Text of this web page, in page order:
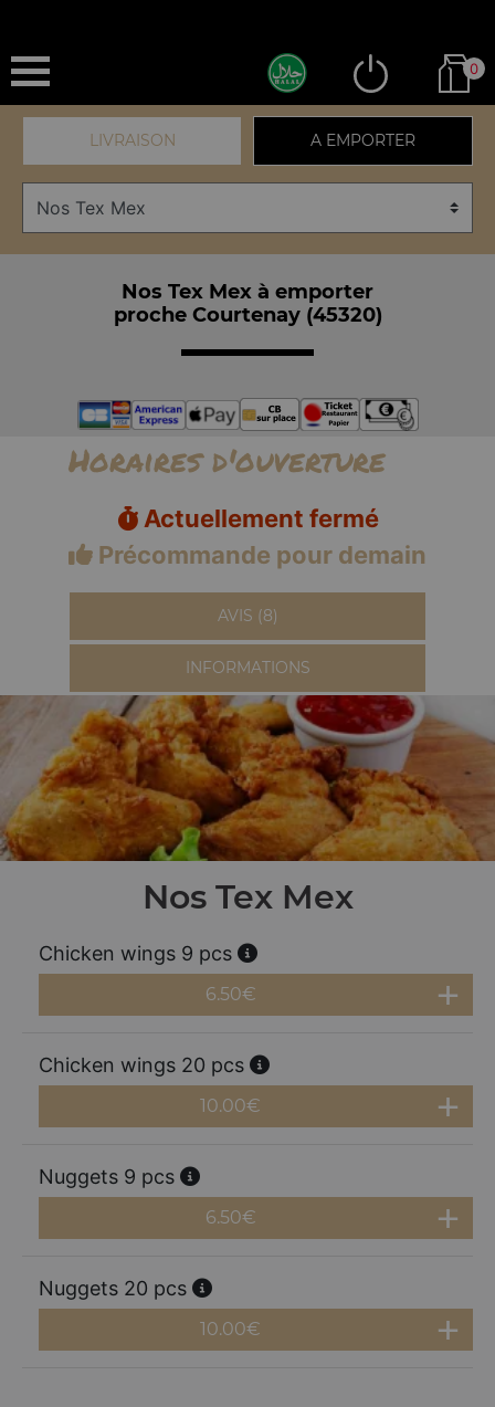
0
LIVRAISON A EMPORTER
Nos Tex Mex à emporter
proche Courtenay (45320)
Horaires d'ouverture
Actuellement fermé
Précommande pour demain
AVIS (8)
INFORMATIONS
Nos Tex Mex
Chicken wings 9 pcs
6.50€
Chicken wings 20 pcs
10.00€
Nuggets 9 pcs
6.50€
Nuggets 20 pcs
10.00€